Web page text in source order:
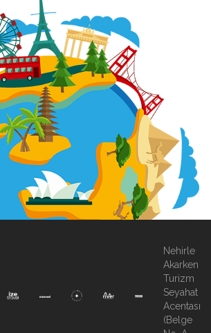
Nehirle
Akarken
Turizm
Seyahat
Acentası
(Belge